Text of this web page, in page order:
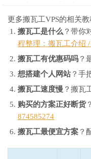
更多搬瓦工VPS的相关
搬瓦工是什么 ？带你
程整理：搬瓦工介绍
搬瓦工有优惠码吗 ？
想搭建个人网站？手
搬瓦工速度慢 ？搬瓦
购买的方案正好断货
874585274
搬瓦工最便宜方案 ？